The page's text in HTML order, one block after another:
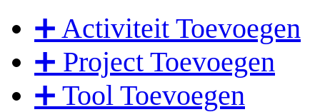
➕ Activiteit Toevoegen
➕ Project Toevoegen
➕ Tool Toevoegen